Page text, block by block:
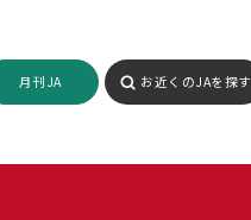
月刊JA お近くのJAを探す